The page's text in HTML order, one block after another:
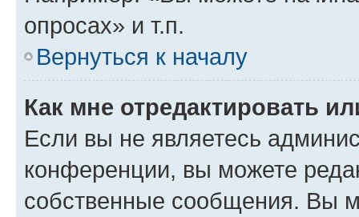
опросах» и т.п.
Вернуться к началу
Как мне отредактировать
Если вы не являетесь
конференции, вы можете
собственные сообщения. Вы